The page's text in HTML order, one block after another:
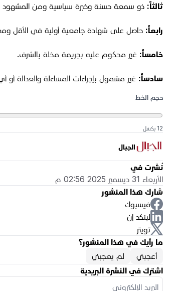
ثالثاً: ذو سمعة حسنة وخبرة سياسية ومن المشهود له
رابعاً: حاصل على شهادة جامعية أولية في الأقل
خامساً: غير محكوم عليه بجريمة مخلة بالشرف.
سادساً: غير مشمول بإجراءات المساءلة والعدالة أو
حجم الخط
12 بكسل
الجبال
نُشرت في
الأربعاء 31 ديسمبر 2025 02:56 م
شارك هذا المنشور
فيسبوك
لينكد إن
تويتر
ما رأيك في هذا المنشور؟
أعجبني
لم يعجبني
اشترك في النشرة البريدية